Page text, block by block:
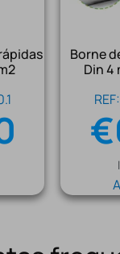
Borne
Din 4
€